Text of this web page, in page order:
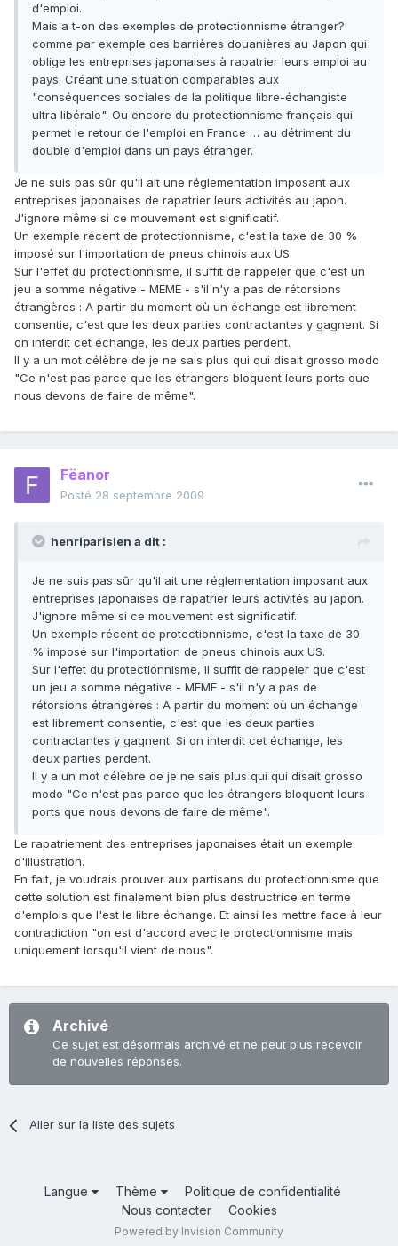
d'emploi.
Mais a t-on des exemples de protectionnisme étranger?
comme par exemple des barrières douanières au Japon qui
oblige les entreprises japonaises à rapatrier leurs emploi au
pays. Créant une situation comparables aux
"conséquences sociales de la politique libre-échangiste
ultra libérale". Ou encore du protectionnisme français qui
permet le retour de l'emploi en France … au détriment du
double d'emploi dans un pays étranger.
Je ne suis pas sûr qu'il ait une réglementation imposant aux
entreprises japonaises de rapatrier leurs activités au japon.
J'ignore même si ce mouvement est significatif.
Un exemple récent de protectionnisme, c'est la taxe de 30 %
imposé sur l'importation de pneus chinois aux US.
Sur l'effet du protectionnisme, il suffit de rappeler que c'est un
jeu a somme négative - MEME - s'il n'y a pas de rétorsions
étrangères : A partir du moment où un échange est librement
consentie, c'est que les deux parties contractantes y gagnent. Si
on interdit cet échange, les deux parties perdent.
Il y a un mot célèbre de je ne sais plus qui qui disait grosso modo
"Ce n'est pas parce que les étrangers bloquent leurs ports que
nous devons de faire de même".
Fëanor
Posté 28 septembre 2009
henriparisien a dit :
Je ne suis pas sûr qu'il ait une réglementation imposant aux
entreprises japonaises de rapatrier leurs activités au japon.
J'ignore même si ce mouvement est significatif.
Un exemple récent de protectionnisme, c'est la taxe de 30
% imposé sur l'importation de pneus chinois aux US.
Sur l'effet du protectionnisme, il suffit de rappeler que c'est
un jeu a somme négative - MEME - s'il n'y a pas de
rétorsions étrangères : A partir du moment où un échange
est librement consentie, c'est que les deux parties
contractantes y gagnent. Si on interdit cet échange, les
deux parties perdent.
Il y a un mot célèbre de je ne sais plus qui qui disait grosso
modo "Ce n'est pas parce que les étrangers bloquent leurs
ports que nous devons de faire de même".
Le rapatriement des entreprises japonaises était un exemple
d'illustration.
En fait, je voudrais prouver aux partisans du protectionnisme que
cette solution est finalement bien plus destructrice en terme
d'emplois que l'est le libre échange. Et ainsi les mettre face à leur
contradiction "on est d'accord avec le protectionnisme mais
uniquement lorsqu'il vient de nous".
Archivé
Ce sujet est désormais archivé et ne peut plus recevoir
de nouvelles réponses.
Aller sur la liste des sujets
Langue Thème
Politique de confidentialité
Nous contacter
Cookies
Powered by Invision Community